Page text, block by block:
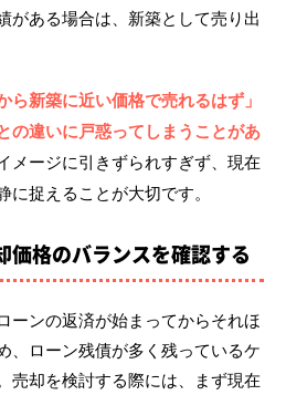
がある場合は、新築として売り出
ら新築に近い価格で売れるはず」
の違いに戸惑ってしまうことがあ
メージに引きずられすぎず、現在
捉えることが大切です。
価格のバランスを確認する
ーンの返済が始まってからそれほ
、ローン残債が多く残っているケ
売却を検討する際には、まず現在